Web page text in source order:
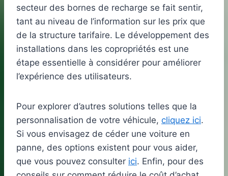
secteur des bornes de recharge se fait sentir,
tant au niveau de l’information sur les prix que
de la structure tarifaire. Le développement des
installations dans les copropriétés est une
étape essentielle à considérer pour améliorer
l’expérience des utilisateurs.
Pour explorer d’autres solutions telles que la
personnalisation de votre véhicule, cliquez ici.
Si vous envisagez de céder une voiture en
panne, des options existent pour vous aider,
que vous pouvez consulter ici. Enfin, pour des